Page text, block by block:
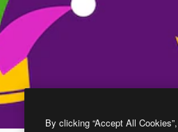
By clicking “Accept All